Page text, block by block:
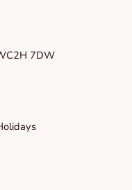
7DW